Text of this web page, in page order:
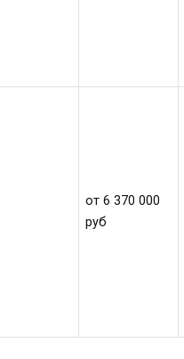
от 6 370 000
руб